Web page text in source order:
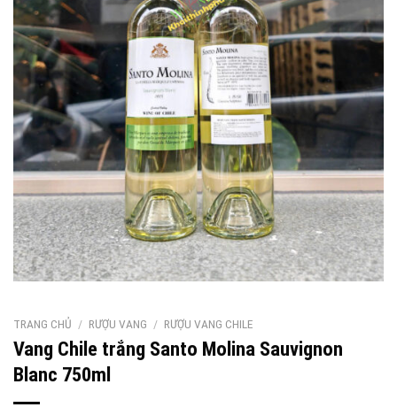
TRANG CHỦ / RƯỢU VANG / RƯỢU VANG CHILE
Vang Chile trắng Santo Molina Sauvignon
Blanc 750ml